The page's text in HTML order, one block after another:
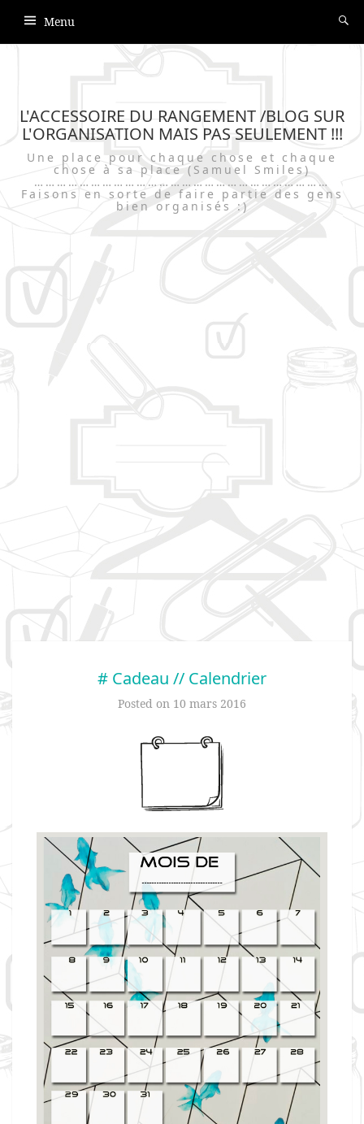
Menu
L'ACCESSOIRE DU RANGEMENT /BLOG SUR
L'ORGANISATION MAIS PAS SEULEMENT !!!
Une place pour chaque chose et chaque
chose à sa place (Samuel Smiles)
……………………………………………………………………
Faisons en sorte de faire partie des gens
bien organisés :)
# Cadeau // Calendrier
Posted on 10 mars 2016